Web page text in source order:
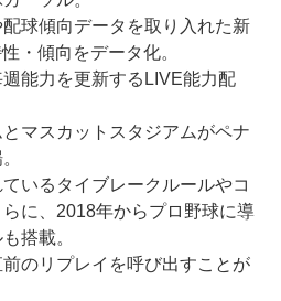
配球傾向データを取り入れた新
・傾向をデータ化。
週能力を更新するLIVE能力配
マスカットスタジアムがペナ
いるタイブレークルールやコ
に、2018年からプロ野球に導
搭載。
前のリプレイを呼び出すことが